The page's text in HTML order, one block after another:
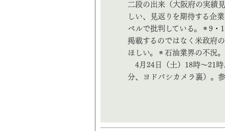
二段の出来（大阪府の実績
しい、見返りを期待する企
ベルで批判している。＊9・
掲載するのではなく米政府
ほしい。＊石油業界の不況。
4月24日（土）18時～21時
分、ヨドバシカメラ裏）。